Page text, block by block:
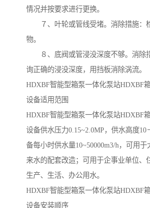
情况并按要求进行更换。
７、叶轮或管线受堵。消除措施：
物。
８、底阀或管浸没深度不够。消除
询正确的浸没深度，用挡板消除涡流。
HDXBF智能型箱泵一体化泵站HDXBF
设备适用范围
HDXBF智能型箱泵一体化泵站HDXBF
设备供水压力0.15~2.0MP，供水高度10
备每小时供水量10~50000m3/h，可用于
来水的配套改造；可用于企事业单位、
生产、生活、办公用水。
HDXBF智能型箱泵一体化泵站HDXBF
设备安装顺序